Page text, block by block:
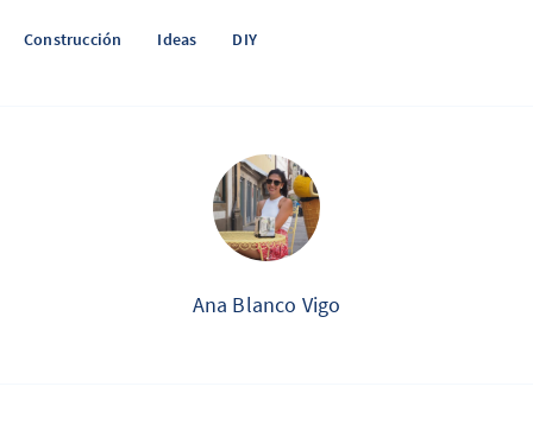
Construcción Ideas DIY
Ana Blanco Vigo